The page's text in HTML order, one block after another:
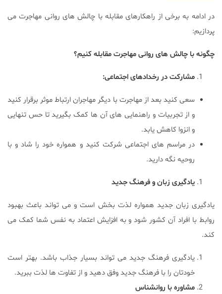
در ادامه به برخی از راهکارهای مقابله با چالش های روانی مهاجرت می
پردازیم:
چگونه با چالش های روانی مهاجرت مقابله کنیم؟
مشارکت در رخدادهای اجتماعی:
سعی کنید بعد از مهاجرت با دیگر مهاجران ارتباط موثر برقرار کنید
و از تجربیات و راهنمایی های آن ها کمک بگیرید تا حس تنهایی
و انزوا کاهش یابد.
در مراسم های اجتماعی شرکت کنید و همواره خود را شاد و با
روحیه نگه دارید.
یادگیری زبان و فرهنگ جدید
یادگیری زبان جدید همواره لذت بخش است و می تواند باعث بهبود
روابط با افراد آن کشور شود و به افزایش اعتماد به نفس شما کمک می
کند.
یادگیری فرهنگ جدید می تواند بسیار جذاب باشد. بهتر است
خودتان را با فرهنگ جدید وفق دهید و از تفاوت ها لذت ببرید.
مشاوره با روانشناس